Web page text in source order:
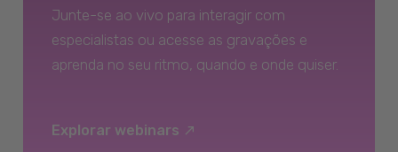
Junte-se ao vivo para interagir com
especialistas ou acesse as gravações e
aprenda no seu ritmo, quando e onde quiser.
Explorar webinars